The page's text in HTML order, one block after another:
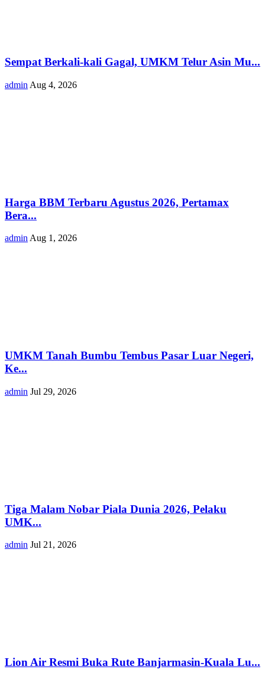
Sempat Berkali-kali Gagal, UMKM Telur Asin Mu...
admin Aug 4, 2026
Harga BBM Terbaru Agustus 2026, Pertamax
Bera...
admin Aug 1, 2026
UMKM Tanah Bumbu Tembus Pasar Luar Negeri,
Ke...
admin Jul 29, 2026
Tiga Malam Nobar Piala Dunia 2026, Pelaku
UMK...
admin Jul 21, 2026
Lion Air Resmi Buka Rute Banjarmasin-Kuala Lu...